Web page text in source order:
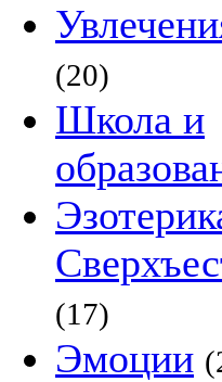
(20)
Школа и
(17)
Эмоции